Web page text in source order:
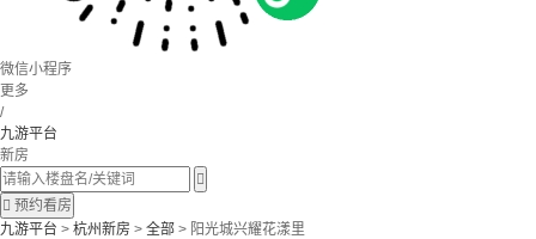
微信小程序
更多
/
九游平台
新房

 预约看房
九游平台 > 杭州新房 > 全部 > 阳光城兴耀花漾里